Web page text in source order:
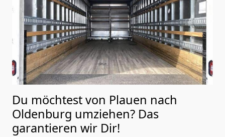
Du möchtest von Plauen nach
Oldenburg umziehen? Das
garantieren wir Dir!